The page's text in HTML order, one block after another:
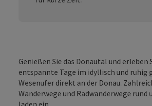
Genießen Sie das Donautal und erleben
entspannte Tage im idyllisch und ruhig
Wesenufer direkt an der Donau.
Wanderwege und Radwanderwege rund